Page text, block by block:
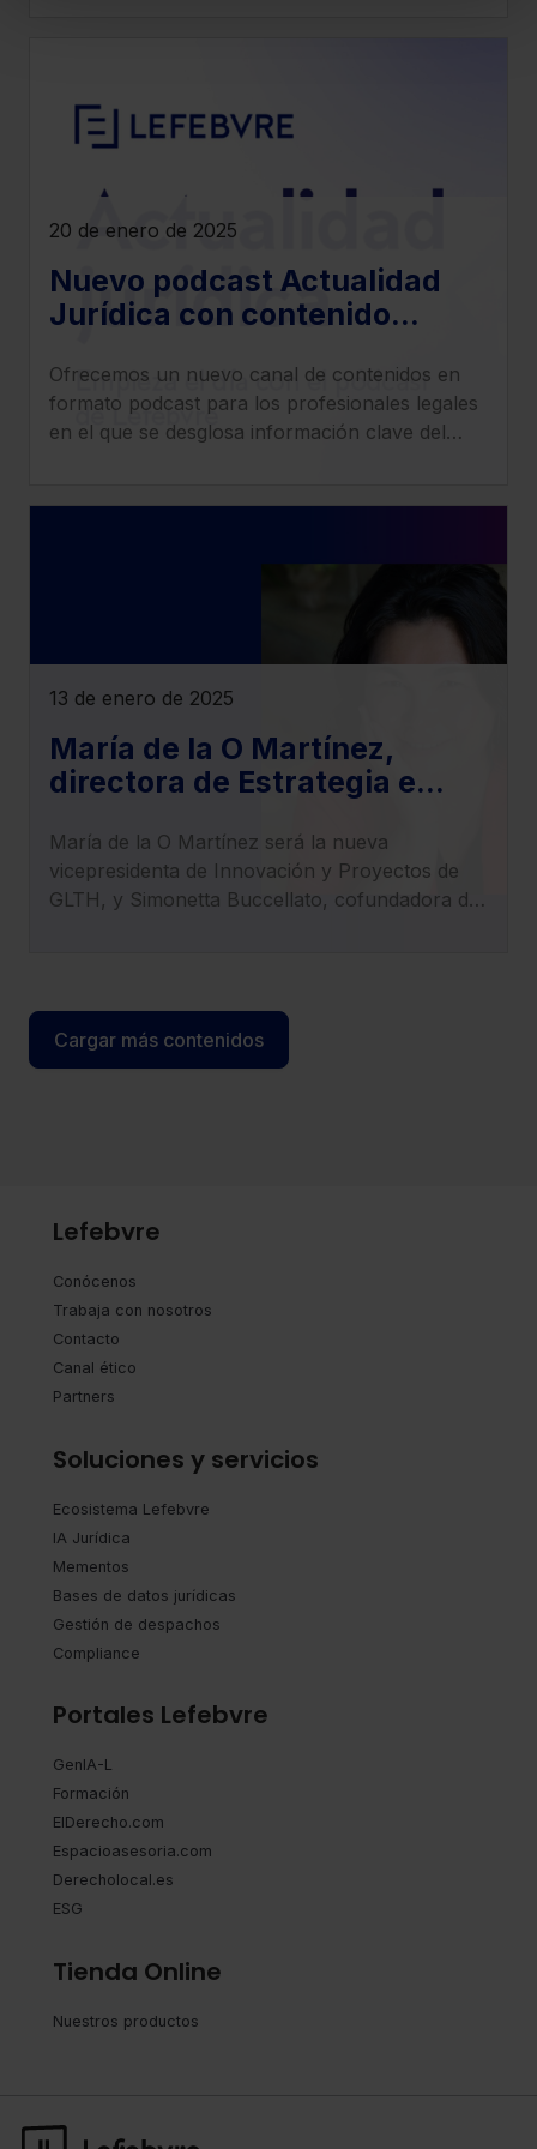
También puedes
seleccionar solo aquellas que quieras permitir en tu
que sean indispensables para la navegación.
Saber más acerca de las cookies
20 de enero de 2025
Nuevo podcast Actualidad
Jurídica con contenido
fiscal, social, civil, penal y
mercantil
Ofrecemos un nuevo canal de contenidos en
formato podcast para los profesionales legales
en el que se desglosa información clave del
13 de enero de 2025
María de la O Martínez,
directora de Estrategia e
nueva vicepresidenta de
Innovación y Proyectos de
GLTH
María de la O Martínez será la nueva
vicepresidenta de Innovación y Proyectos de
GLTH, y Simonetta Buccellato, cofundadora de
Cargar más contenidos
Lefebvre
Conócenos
Trabaja con nosotros
Contacto
Canal ético
Partners
Soluciones y servicios
Ecosistema Lefebvre
IA Jurídica
Mementos
Bases de datos jurídicas
Gestión de despachos
Compliance
Portales Lefebvre
GenIA-L
Formación
ElDerecho.com
Espacioasesoria.com
Derecholocal.es
ESG
Tienda Online
Nuestros productos